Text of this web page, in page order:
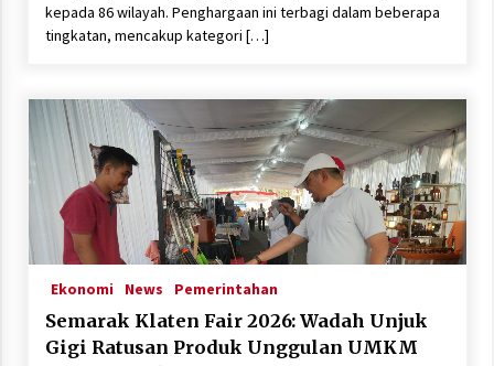
kepada 86 wilayah. Penghargaan ini terbagi dalam beberapa
tingkatan, mencakup kategori […]
Ekonomi News Pemerintahan
Semarak Klaten Fair 2026: Wadah Unjuk
Gigi Ratusan Produk Unggulan UMKM